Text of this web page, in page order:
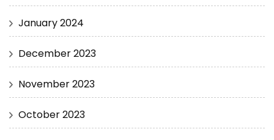
January 2024
December 2023
November 2023
October 2023